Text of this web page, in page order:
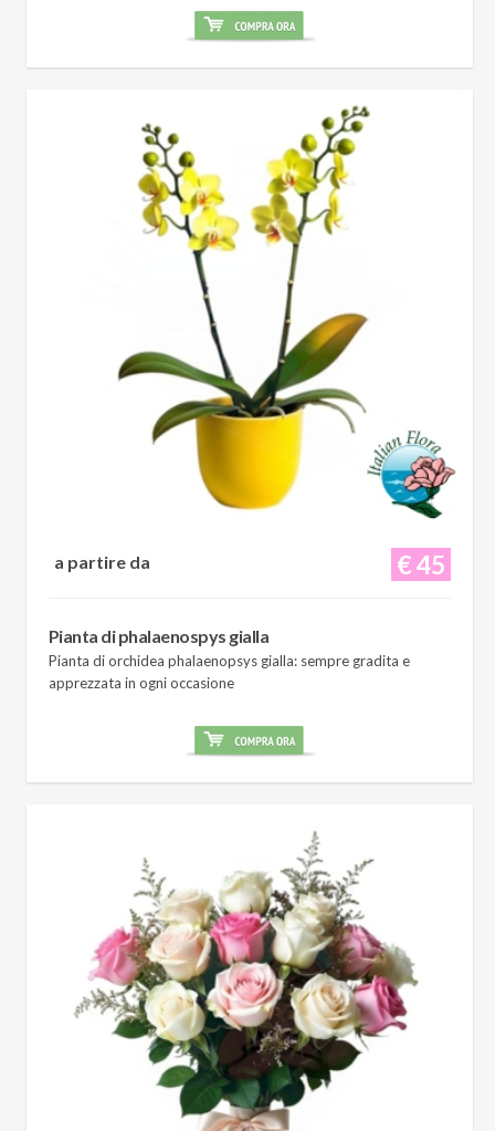
€ 45
a partire da
Pianta di phalaenospys gialla
Pianta di orchidea phalaenopsys gialla: sempre gradita e
apprezzata in ogni occasione